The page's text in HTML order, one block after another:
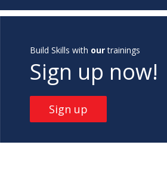
Build Skills with ourtrainings
Sign up now!
Sign up